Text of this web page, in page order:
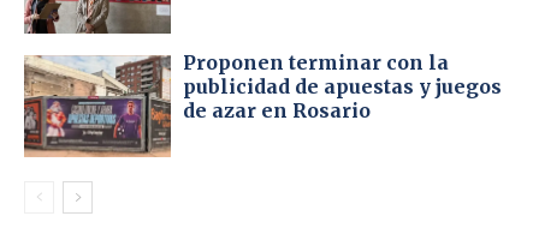
Proponen terminar con la
publicidad de apuestas y juegos
de azar en Rosario